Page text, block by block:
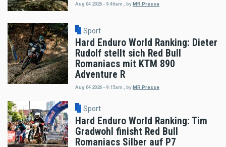
Aug 04 2026 - 9:46am byMR Presse
Sport
Hard Enduro World Ranking: Dieter
Rudolf stellt sich Red Bull
Romaniacs mit KTM 890
Adventure R
Aug 04 2026 - 9:15am byMR Presse
Sport
Hard Enduro World Ranking: Tim
Gradwohl finisht Red Bull
Romaniacs Silber auf P7